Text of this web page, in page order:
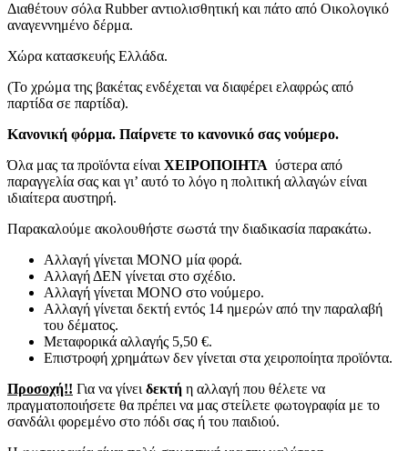
Διαθέτουν σόλα Rubber αντιολισθητική και πάτο από Οικολογικό
αναγεννημένο δέρμα.
Χώρα κατασκευής Ελλάδα.
(Το χρώμα της βακέτας ενδέχεται να διαφέρει ελαφρώς από
παρτίδα σε παρτίδα).
Κανονική φόρμα. Παίρνετε το κανονικό σας νούμερο.
Όλα μας τα προϊόντα είναι ΧΕΙΡΟΠΟΙΗΤΑ ύστερα από
παραγγελία σας και γι’ αυτό το λόγο η πολιτική αλλαγών είναι
ιδιαίτερα αυστηρή.
Παρακαλούμε ακολουθήστε σωστά την διαδικασία παρακάτω.
Αλλαγή γίνεται ΜΟΝΟ μία φορά.
Αλλαγή ΔΕΝ γίνεται στο σχέδιο.
Αλλαγή γίνεται ΜΟΝΟ στο νούμερο.
Αλλαγή γίνεται δεκτή εντός 14 ημερών από την παραλαβή
του δέματος.
Μεταφορικά αλλαγής 5,50 €.
Επιστροφή χρημάτων δεν γίνεται στα χειροποίητα προϊόντα.
Προσοχή!! Για να γίνει δεκτή η αλλαγή που θέλετε να
πραγματοποιήσετε θα πρέπει να μας στείλετε φωτογραφία με το
σανδάλι φορεμένο στο πόδι σας ή του παιδιού.